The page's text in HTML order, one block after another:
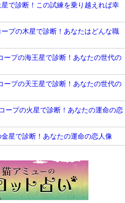
星で診断！この試練を乗り越えれば幸
ープの木星で診断！あなたはどんな職
プの海王星で診断！あなたの世代の
プの天王星で診断！あなたの世代の
ープの火星で診断！あなたの運命の恋
金星で診断！あなたの運命の恋人像